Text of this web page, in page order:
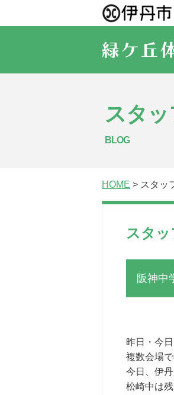
スタッ
BLOG
HOME > スタッ
スタッ
阪神中
昨日・今
複数会場
今日、伊
松崎中は